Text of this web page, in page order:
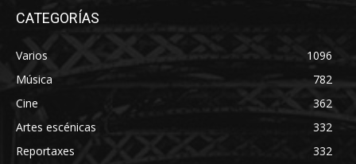
CATEGORÍAS
Varios
1096
Música
782
Cine
362
Artes escénicas
332
Reportaxes
332